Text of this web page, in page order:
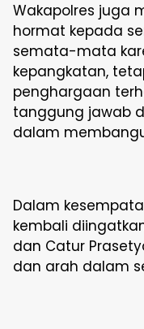
Wakapolres juga
hormat kepada
semata-mata
kepangkatan,
penghargaan
tanggung jawab
dalam
Dalam
kembali
dan Catur
dan arah dalam